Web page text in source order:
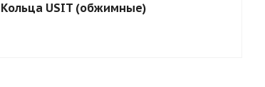
Кольца USIT (обжимные)